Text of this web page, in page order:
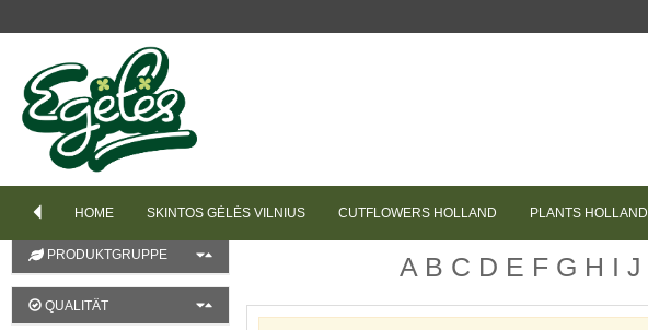
HOME SKINTOS GĖLĖS VILNIUS CUTFLOWERS HOLLAND PLANTS HOLLAND
A B C D E F G H I J
REIHENFOLGE
FARBE
PRODUKTGRUPPE
QUALITÄT